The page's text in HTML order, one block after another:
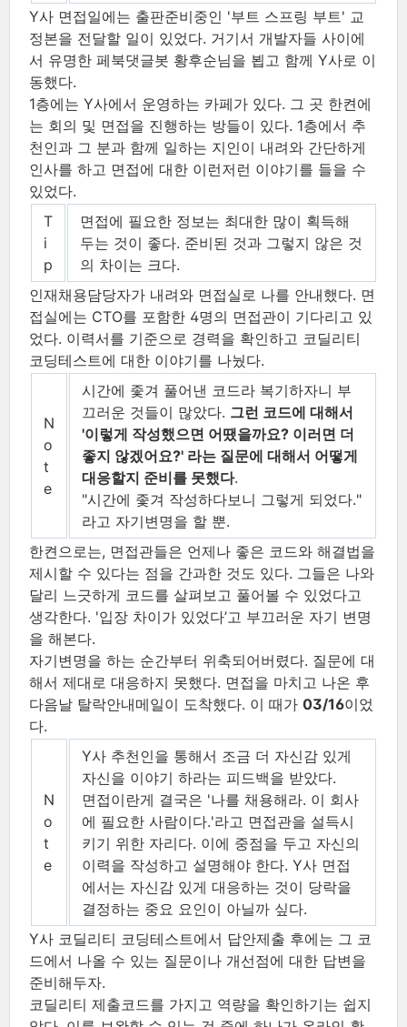
Y사 면접일에는 출판준비중인 '부트 스프링 부트' 교
정본을 전달할 일이 있었다. 거기서 개발자들 사이에
서 유명한 페북댓글봇 황후순님을 뵙고 함께 Y사로 이
동했다.
1층에는 Y사에서 운영하는 카페가 있다. 그 곳 한켠에
는 회의 및 면접을 진행하는 방들이 있다. 1층에서 추
천인과 그 분과 함께 일하는 지인이 내려와 간단하게
인사를 하고 면접에 대한 이런저런 이야기를 들을 수
있었다.
T
i
p
면접에 필요한 정보는 최대한 많이 획득해
두는 것이 좋다. 준비된 것과 그렇지 않은 것
의 차이는 크다.
인재채용담당자가 내려와 면접실로 나를 안내했다. 면
접실에는 CTO를 포함한 4명의 면접관이 기다리고 있
었다. 이력서를 기준으로 경력을 확인하고 코딜리티
코딩테스트에 대한 이야기를 나눴다.
N
o
t
e
시간에 좇겨 풀어낸 코드라 복기하자니 부
끄러운 것들이 많았다. 그런 코드에 대해서
'이렇게 작성했으면 어땠을까요? 이러면 더
좋지 않겠어요?' 라는 질문에 대해서 어떻게
대응할지 준비를 못했다.
"시간에 좇겨 작성하다보니 그렇게 되었다."
라고 자기변명을 할 뿐.
한켠으로는, 면접관들은 언제나 좋은 코드와 해결법을
제시할 수 있다는 점을 간과한 것도 있다. 그들은 나와
달리 느긋하게 코드를 살펴보고 풀어볼 수 있었다고
생각한다. '입장 차이가 있었다’고 부끄러운 자기 변명
을 해본다.
자기변명을 하는 순간부터 위축되어버렸다. 질문에 대
해서 제대로 대응하지 못했다. 면접을 마치고 나온 후
다음날 탈락안내메일이 도착했다. 이 때가 03/16이었
다.
N
o
t
e
Y사 추천인을 통해서 조금 더 자신감 있게
자신을 이야기 하라는 피드백을 받았다.
면접이란게 결국은 '나를 채용해라. 이 회사
에 필요한 사람이다.'라고 면접관을 설득시
키기 위한 자리다. 이에 중점을 두고 자신의
이력을 작성하고 설명해야 한다. Y사 면접
에서는 자신감 있게 대응하는 것이 당락을
결정하는 중요 요인이 아닐까 싶다.
Y사 코딜리티 코딩테스트에서 답안제출 후에는 그 코
드에서 나올 수 있는 질문이나 개선점에 대한 답변을
준비해두자.
코딜리티 제출코드를 가지고 역량을 확인하기는 쉽지